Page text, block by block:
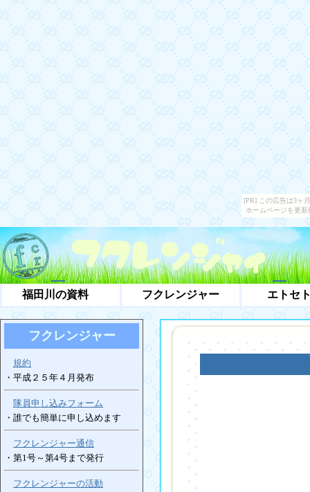
[PR] この広告は3ヶ
ホームページを更
福田川の資料 フクレンジャー エトセ
フクレンジャー
規約
・平成２５年４月発布
隊員申し込みフォーム
・誰でも簡単に申し込めます
フクレンジャー通信
・第1号～第4号まで発行
フクレンジャーの活動